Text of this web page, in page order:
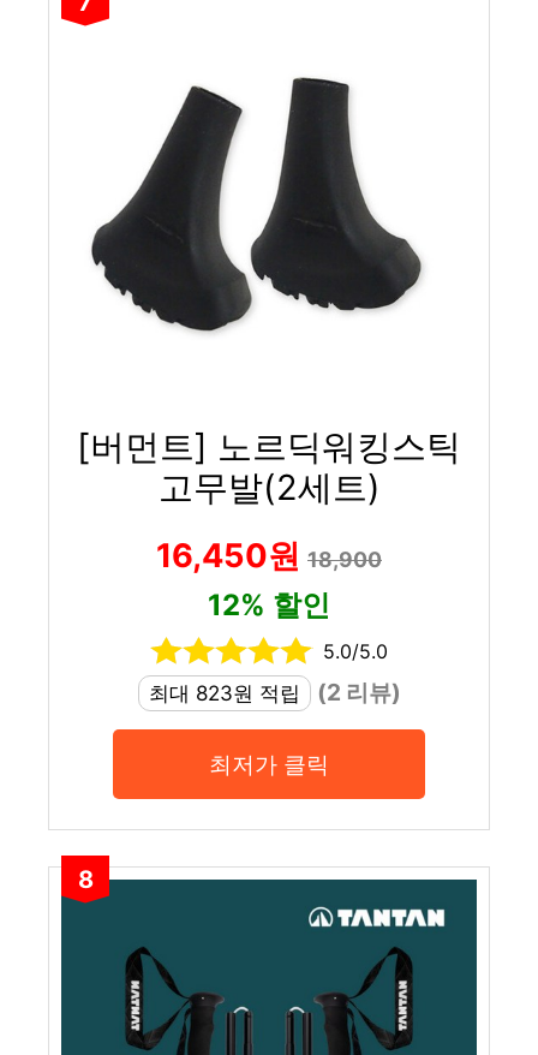
[버먼트] 노르딕워킹스틱
고무발(2세트)
16,450원 18,900
12% 할인
5.0/5.0
최대 823원 적립
(2 리뷰)
최저가 클릭
8